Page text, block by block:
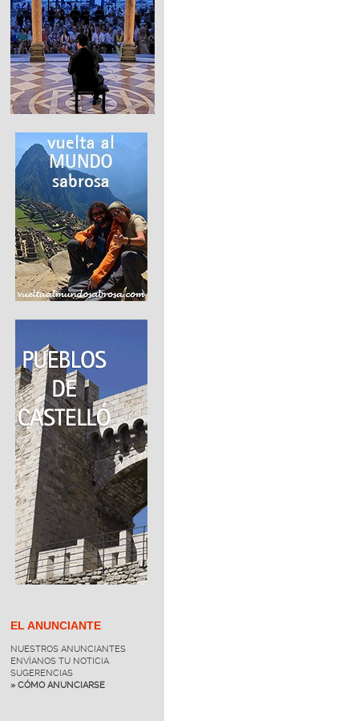
EL ANUNCIANTE
NUESTROS ANUNCIANTES
ENVÍANOS TU NOTICIA
SUGERENCIAS
» CÓMO ANUNCIARSE